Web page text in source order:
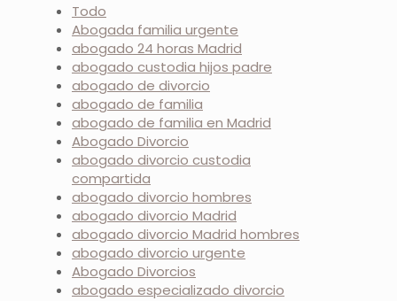
Todo
Abogada familia urgente
abogado 24 horas Madrid
abogado custodia hijos padre
abogado de divorcio
abogado de familia
abogado de familia en Madrid
Abogado Divorcio
abogado divorcio custodia
compartida
abogado divorcio hombres
abogado divorcio Madrid
abogado divorcio Madrid hombres
abogado divorcio urgente
Abogado Divorcios
abogado especializado divorcio